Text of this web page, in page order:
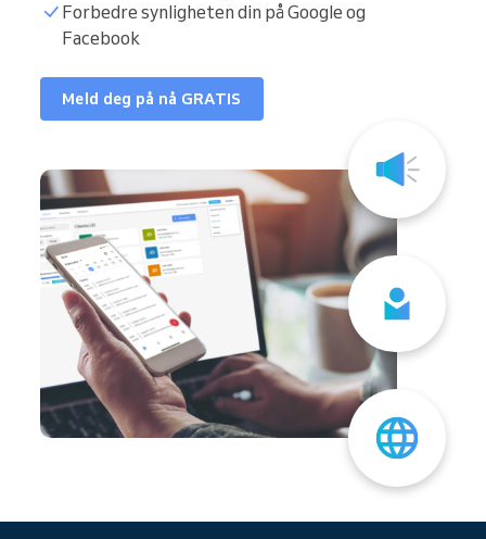
Forbedre synligheten din på Google og
Facebook
Meld deg på nå GRATIS